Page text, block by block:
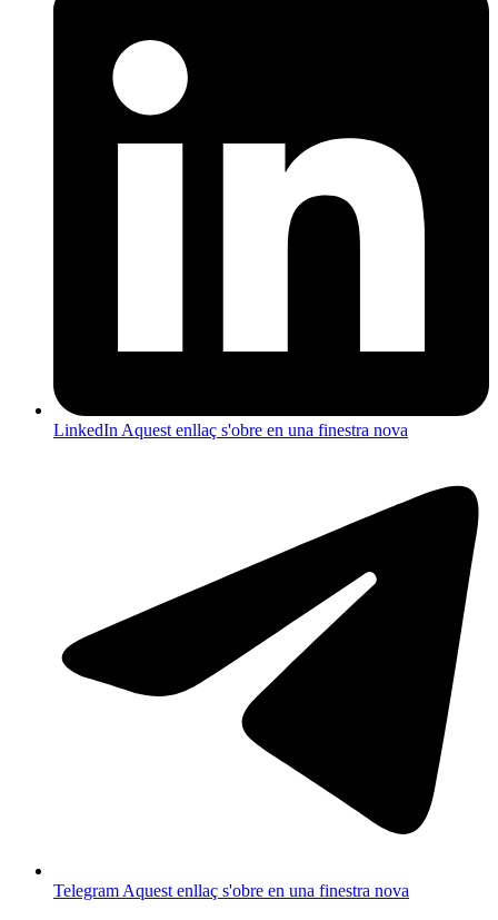
LinkedIn Aquest enllaç s'obre en una finestra nova
Telegram Aquest enllaç s'obre en una finestra nova